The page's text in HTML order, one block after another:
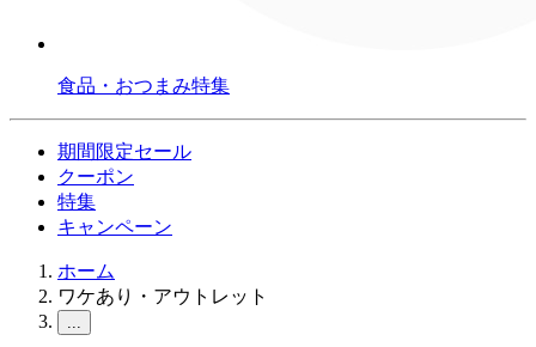
食品・おつまみ特集
期間限定セール
クーポン
特集
キャンペーン
ホーム
ワケあり・アウトレット
...